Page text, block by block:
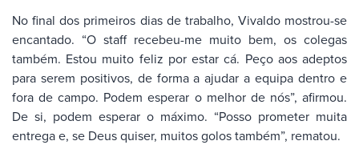
No final dos primeiros dias de trabalho, Vivaldo mostrou-se
encantado. “O staff recebeu-me muito bem, os colegas
também. Estou muito feliz por estar cá. Peço aos adeptos
para serem positivos, de forma a ajudar a equipa dentro e
fora de campo. Podem esperar o melhor de nós”, afirmou.
De si, podem esperar o máximo. “Posso prometer muita
entrega e, se Deus quiser, muitos golos também”, rematou.